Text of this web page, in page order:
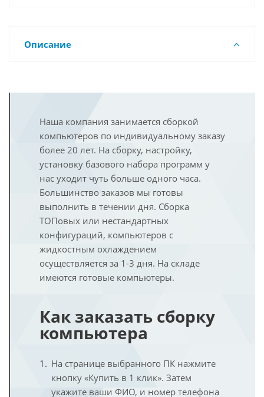
Описание
Наша компания занимается сборкой
компьютеров по индивидуальному заказу
более 20 лет. На сборку, настройку,
установку базового набора программ у
нас уходит чуть больше одного часа.
Большинство заказов мы готовы
выполнить в течении дня. Сборка
ТОПовых или нестандартных
конфигураций, компьютеров с
жидкостным охлаждением
осуществляется за 1-3 дня. На складе
имеются готовые компьютеры.
Как заказать сборку
компьютера
На странице выбранного ПК нажмите
кнопку «Купить в 1 клик». Затем
укажите ваши ФИО, и номер телефона